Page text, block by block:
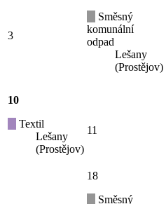
3
Směsný
komunální
odpad
Lešany
(Prostějov)
10
Textil
Lešany
(Prostějov)
11
18
Směsný